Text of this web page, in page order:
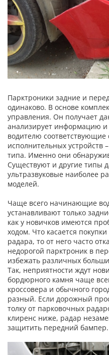
Парктроники задние и
одинаково. В основе
управления. Он получает
анализирует информацию и
водителю соответствующие
исполнительных устройств
типа. Именно они
Существуют и другие типы
ультразвуковые наиболее
моделей.
Чаще всего начинающие
устанавливают только
как у новичков имеются
ходом. Что касается
радара, то от него часто
недорогой парктроник в
избежать различных
Так, неприятности ждут
бордюрного камня чаще
кроссовера и обычного
разный. Если дорожный
толку от парковочных
клиренс ниже, радар
защитить передний бампер.